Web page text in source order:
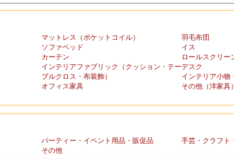
マットレス（ポケットコイル）
羽毛布団
ソファベッド
イス
カーテン
ロールスクリー
インテリアファブリック（クッション・テー
ブルクロス・布装飾）
デスク
インテリア小物
オフィス家具
その他（洋家具）
パーティー・イベント用品・販促品
手芸・クラフト
その他